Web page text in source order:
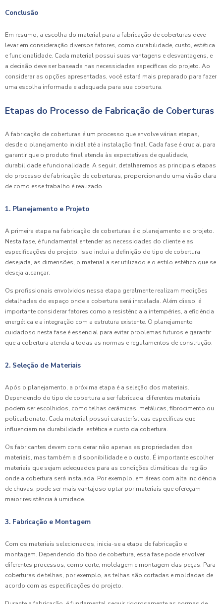
Conclusão
Em resumo, a escolha do material para a fabricação de coberturas deve
levar em consideração diversos fatores, como durabilidade, custo, estética
e funcionalidade. Cada material possui suas vantagens e desvantagens, e
a decisão deve ser baseada nas necessidades específicas do projeto. Ao
considerar as opções apresentadas, você estará mais preparado para fazer
uma escolha informada e adequada para sua cobertura.
Etapas do Processo de Fabricação de Coberturas
A fabricação de coberturas é um processo que envolve várias etapas,
desde o planejamento inicial até a instalação final. Cada fase é crucial para
garantir que o produto final atenda às expectativas de qualidade,
durabilidade e funcionalidade. A seguir, detalharemos as principais etapas
do processo de fabricação de coberturas, proporcionando uma visão clara
de como esse trabalho é realizado.
1. Planejamento e Projeto
A primeira etapa na fabricação de coberturas é o planejamento e o projeto.
Nesta fase, é fundamental entender as necessidades do cliente e as
especificações do projeto. Isso inclui a definição do tipo de cobertura
desejada, as dimensões, o material a ser utilizado e o estilo estético que se
deseja alcançar.
Os profissionais envolvidos nessa etapa geralmente realizam medições
detalhadas do espaço onde a cobertura será instalada. Além disso, é
importante considerar fatores como a resistência a intempéries, a eficiência
energética e a integração com a estrutura existente. O planejamento
cuidadoso nesta fase é essencial para evitar problemas futuros e garantir
que a cobertura atenda a todas as normas e regulamentos de construção.
2. Seleção de Materiais
Após o planejamento, a próxima etapa é a seleção dos materiais.
Dependendo do tipo de cobertura a ser fabricada, diferentes materiais
podem ser escolhidos, como telhas cerâmicas, metálicas, fibrocimento ou
policarbonato. Cada material possui características específicas que
influenciam na durabilidade, estética e custo da cobertura.
Os fabricantes devem considerar não apenas as propriedades dos
materiais, mas também a disponibilidade e o custo. É importante escolher
materiais que sejam adequados para as condições climáticas da região
onde a cobertura será instalada. Por exemplo, em áreas com alta incidência
de chuvas, pode ser mais vantajoso optar por materiais que ofereçam
maior resistência à umidade.
3. Fabricação e Montagem
Com os materiais selecionados, inicia-se a etapa de fabricação e
montagem. Dependendo do tipo de cobertura, essa fase pode envolver
diferentes processos, como corte, moldagem e montagem das peças. Para
coberturas de telhas, por exemplo, as telhas são cortadas e moldadas de
acordo com as especificações do projeto.